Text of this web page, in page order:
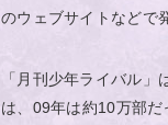
のウェブサイトなどで
「月刊少年ライバル
は、09年は約10万部